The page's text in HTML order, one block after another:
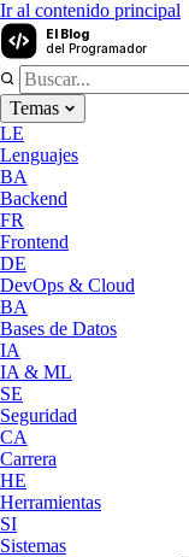
Ir al contenido principal
El Blog
del Programador
Temas
LE
Lenguajes
BA
Backend
FR
Frontend
DE
DevOps & Cloud
BA
Bases de Datos
IA
IA & ML
SE
Seguridad
CA
Carrera
HE
Herramientas
SI
Sistemas